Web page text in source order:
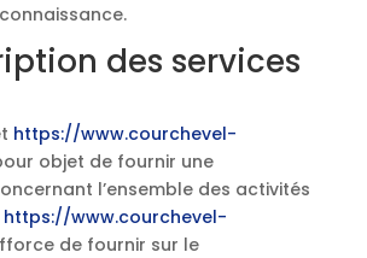
des services
https://www.courchevel-
objet de fournir une
l’ensemble des activités
https://www.courchevel-
de fournir sur le